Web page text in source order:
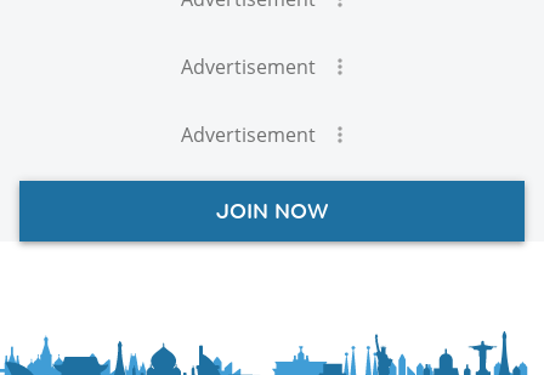
Advertisement
Advertisement
JOIN NOW